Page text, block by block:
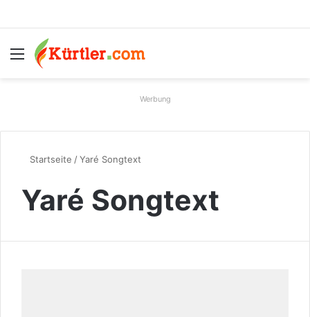
Menü
Werbung
Startseite /Yaré Songtext
Yaré Songtext